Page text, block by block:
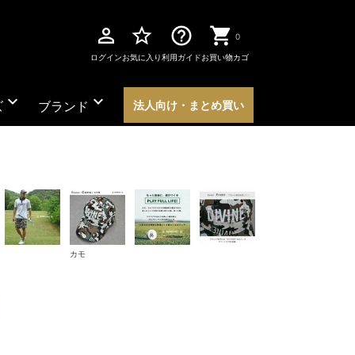
perm_identity
ログイン
star_border
お気に入り
help_outline
利用ガイド
0
お買い物カゴ
expand_more ブランド expand_more 法人向け・まとめ買い
カモ